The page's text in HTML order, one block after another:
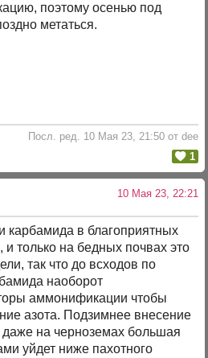
поэтому осенью под
метаться.
Посл. ред. 10 Мая 23, 21:50 от dee
1
10 Мая 23, 22:21
в благоприятных
и только на бедных почвах это
так что до всходов по
наоборот
аммонификации чтобы
азота. Подзимнее внесение
даже на черноземах большая
уйдет ниже пахотного